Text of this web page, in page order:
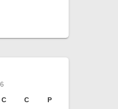
C C
P